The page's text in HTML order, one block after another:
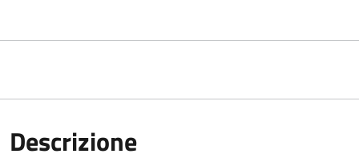
Descrizione